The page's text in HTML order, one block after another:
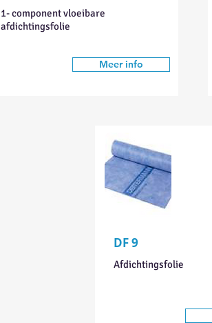
1- component vloeibare
afdichtingsfolie
Meer info
DF 9
Afdichtingsfolie